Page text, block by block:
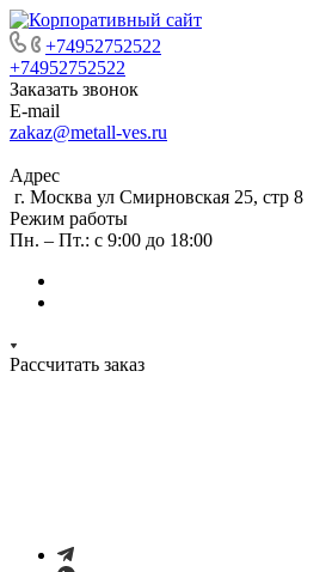
+74952752522
+74952752522
Заказать звонок
E-mail
zakaz@metall-ves.ru
Адрес
г. Москва ул Смирновская 25, стр 8
Режим работы
Пн. – Пт.: с 9:00 до 18:00
Рассчитать заказ